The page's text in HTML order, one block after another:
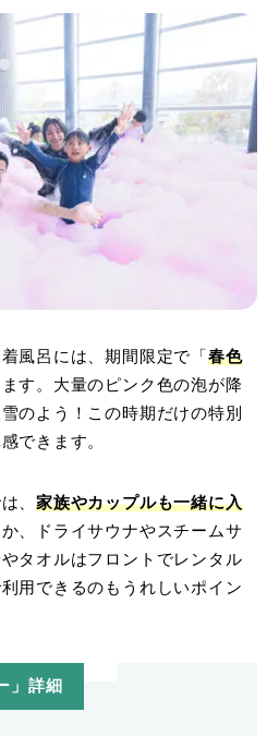
風呂には、期間限定で「 春色
す。大量のピンク色の泡が降
のよう！この時期だけの特別
できます。
、家族やカップルも一緒に入
、ドライサウナやスチームサ
タオルはフロントでレンタル
用できるのもうれしいポイン
」詳細